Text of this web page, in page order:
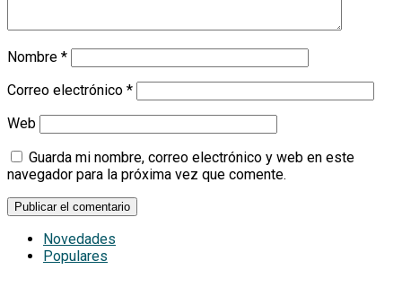
Nombre *
Correo electrónico *
Web
Guarda mi nombre, correo electrónico y web en este
navegador para la próxima vez que comente.
Novedades
Populares